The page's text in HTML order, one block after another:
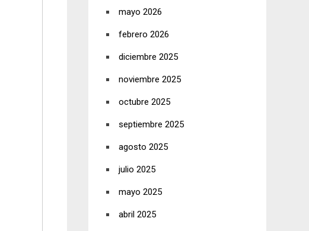
mayo 2026
febrero 2026
diciembre 2025
noviembre 2025
octubre 2025
septiembre 2025
agosto 2025
julio 2025
mayo 2025
abril 2025